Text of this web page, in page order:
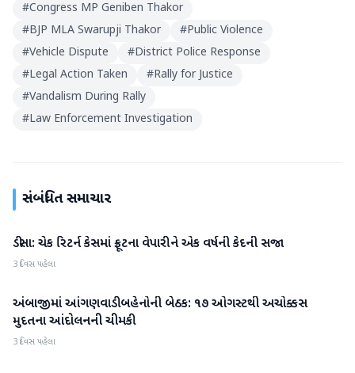
#Congress MP Geniben Thakor
#BJP MLA Swarupji Thakor #Public Violence
#Vehicle Dispute #District Police Response
#Legal Action Taken #Rally for Justice
#Vandalism During Rally
#Law Enforcement Investigation
સંબંધિત સમાચાર
બનાસકાંઠા
ડીસા: ચેક રિટર્ન કેસમાં ફ્રૂટના વેપારીને એક વર્ષની કેદની સજા
3 દિવસ પહેલા
બનાસકાંઠા
અંબાજીમાં આંગણવાડી બહેનોની બેઠક: ૧૭ ઓગસ્ટથી અચોક્કસ
મુદતના આંદોલનની ચીમકી
3 દિવસ પહેલા